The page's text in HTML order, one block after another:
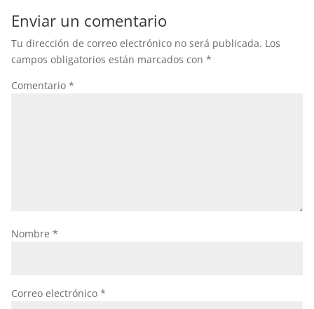
Enviar un comentario
Tu dirección de correo electrónico no será publicada. Los
campos obligatorios están marcados con *
Comentario *
Nombre *
Correo electrónico *